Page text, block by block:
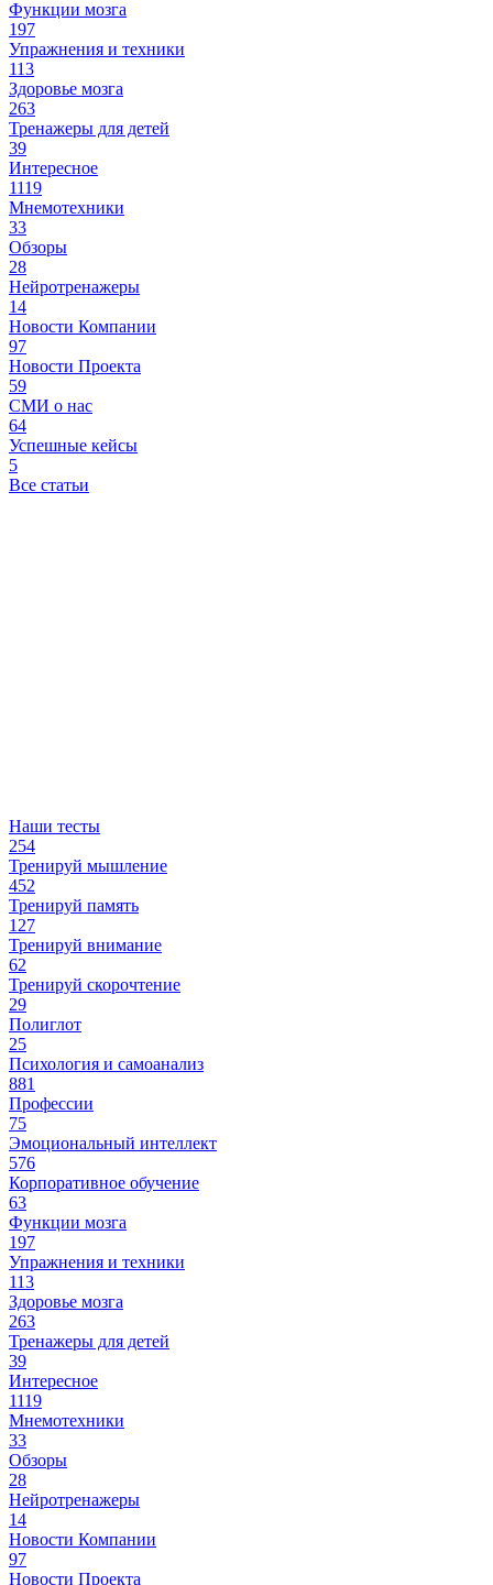
Функции мозга
197
Упражнения и техники
113
Здоровье мозга
263
Тренажеры для детей
39
Интересное
1119
Мнемотехники
33
Обзоры
28
Нейротренажеры
14
Новости Компании
97
Новости Проекта
59
СМИ о нас
64
Успешные кейсы
5
Все статьи
Наши тесты
254
Тренируй мышление
452
Тренируй память
127
Тренируй внимание
62
Тренируй скорочтение
29
Полиглот
25
Психология и самоанализ
881
Профессии
75
Эмоциональный интеллект
576
Корпоративное обучение
63
Функции мозга
197
Упражнения и техники
113
Здоровье мозга
263
Тренажеры для детей
39
Интересное
1119
Мнемотехники
33
Обзоры
28
Нейротренажеры
14
Новости Компании
97
Новости Проекта